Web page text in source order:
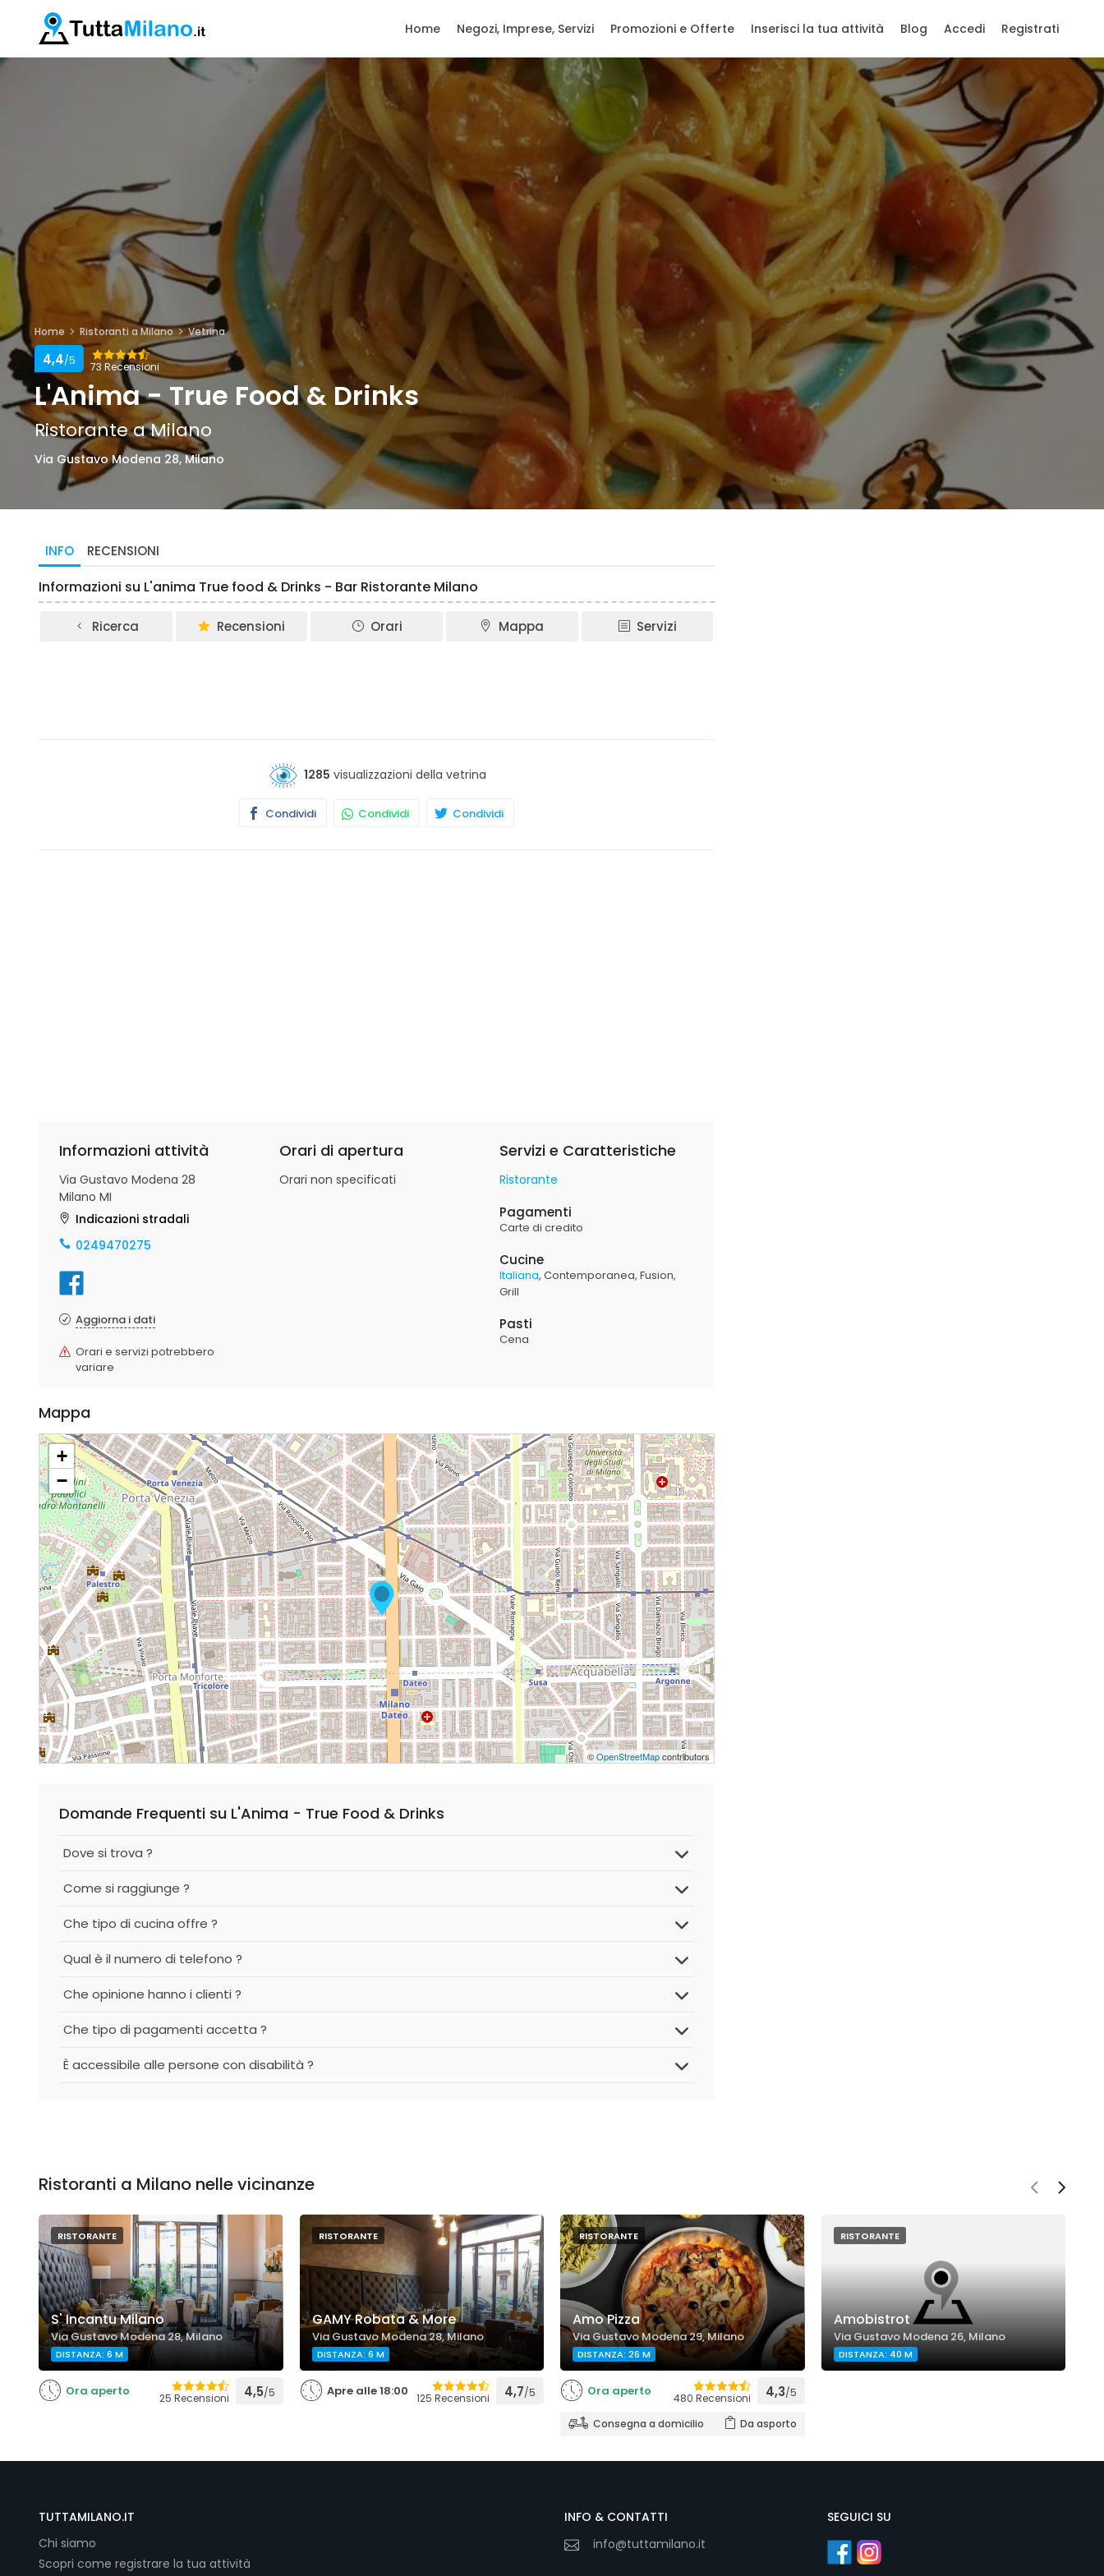
Home Negozi, Imprese, Servizi Promozioni e Offerte Inserisci la tua attività Blog Accedi Registrati
Home Ristoranti a Milano Vetrina
73 Recensioni
4,4/5
L'Anima - True Food & Drinks
Ristorante a Milano
Via Gustavo Modena 28, Milano
INFO RECENSIONI
Informazioni su L'anima True food & Drinks - Bar Ristorante Milano
Ricerca Recensioni Orari Mappa Servizi
1285 visualizzazioni della vetrina
Condividi Condividi Condividi
Informazioni attività
Via Gustavo Modena 28
Milano MI
Indicazioni stradali
0249470275
Aggiorna i dati
Orari e servizi potrebbero
variare
Orari di apertura
Orari non specificati
Servizi e Caratteristiche
Ristorante
Pagamenti
Carte di credito
Cucine
Italiana Contemporanea Fusion
Grill
Pasti
Cena
Mappa
+
−
©OpenStreetMapcontributors
Domande Frequenti su L'Anima - True Food & Drinks
Dove si trova ?
Come si raggiunge ?
Che tipo di cucina offre ?
Qual è il numero di telefono ?
Che opinione hanno i clienti ?
Che tipo di pagamenti accetta ?
È accessibile alle persone con disabilità ?
Ristoranti a Milano nelle vicinanze
RISTORANTE
S' Incantu Milano
Via Gustavo Modena 28, Milano
DISTANZA: 6 M
Ora aperto 25 Recensioni 4,5/5
RISTORANTE
GAMY Robata & More
Via Gustavo Modena 28, Milano
DISTANZA: 6 M
Apre alle 18:00 125 Recensioni 4,7/5
RISTORANTE
Amo Pizza
Via Gustavo Modena 29, Milano
DISTANZA: 26 M
Ora aperto 480 Recensioni 4,3/5
Consegna a domicilio Da asporto
RISTORANTE
Amobistrot
Via Gustavo Modena 26, Milano
DISTANZA: 40 M
TUTTAMILANO.IT
Chi siamo
Scopri come registrare la tua attività
INFO & CONTATTI
info@tuttamilano.it
SEGUICI SU